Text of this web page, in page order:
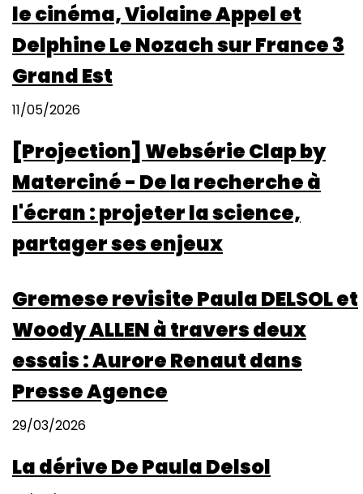
le cinéma, Violaine Appel et
Delphine Le Nozach sur France 3
Grand Est
11/05/2026
[Projection] Websérie Clap by
Materciné - De la recherche à
l'écran : projeter la science,
partager ses enjeux
Gremese revisite Paula DELSOL et
Woody ALLEN à travers deux
essais : Aurore Renaut dans
Presse Agence
29/03/2026
La dérive De Paula Delsol